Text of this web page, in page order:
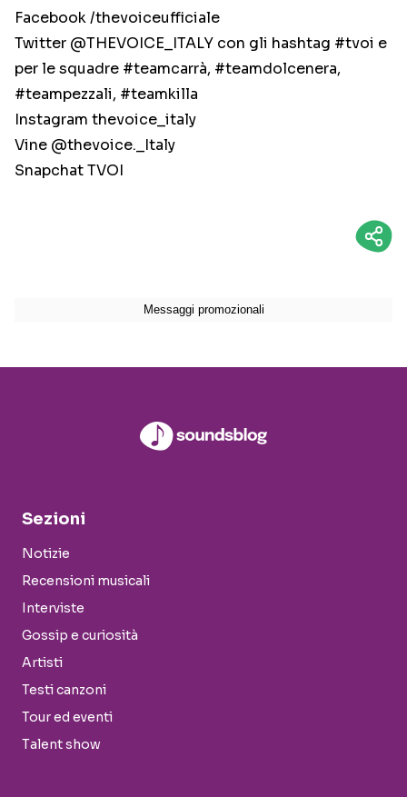
Facebook /thevoiceufficiale
Twitter @THEVOICE_ITALY con gli hashtag #tvoi e
per le squadre #teamcarrà, #teamdolcenera,
#teampezzali, #teamkilla
Instagram thevoice_italy
Vine @thevoice._Italy
Snapchat TVOI
Sezioni
Notizie
Recensioni musicali
Interviste
Gossip e curiosità
Artisti
Testi canzoni
Tour ed eventi
Talent show